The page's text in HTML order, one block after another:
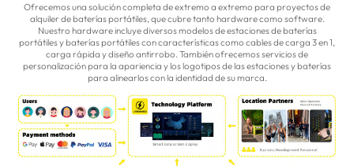
Ofrecemos una solución completa de extremo a extremo para proyectos de
alquiler de baterías portátiles, que cubre tanto hardware como software.
Nuestro hardware incluye diversos modelos de estaciones de baterías
portátiles y baterías portátiles con características como cables de carga 3 en 1,
carga rápida y diseño antirrobo. También ofrecemos servicios de
personalización para la apariencia y los logotipos de las estaciones y baterías
para alinearlos con la identidad de su marca.